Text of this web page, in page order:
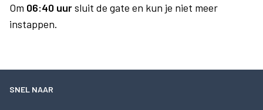
Om 06:40 uursluit de gate en kun je niet meer
instappen.
SNEL NAAR